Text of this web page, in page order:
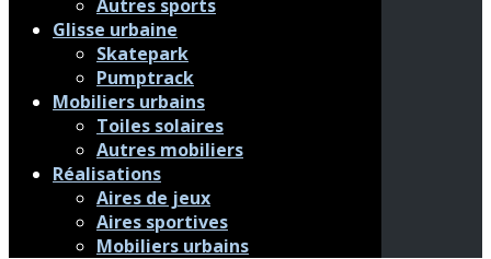
Autres sports
Glisse urbaine
Skatepark
Pumptrack
Mobiliers urbains
Toiles solaires
Autres mobiliers
Réalisations
Aires de jeux
Aires sportives
Mobiliers urbains